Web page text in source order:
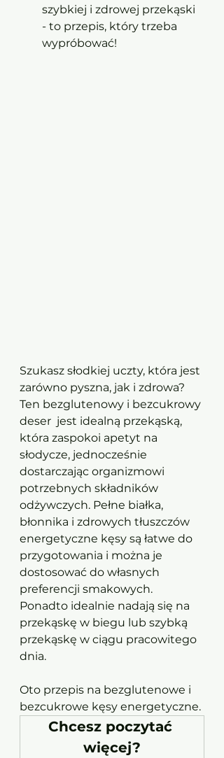
szybkiej i zdrowej przekąski
- to przepis, który trzeba
wypróbować!
Szukasz słodkiej uczty, która jest
zarówno pyszna, jak i zdrowa?
Ten bezglutenowy i bezcukrowy
deser  jest idealną przekąską,
która zaspokoi apetyt na
słodycze, jednocześnie
dostarczając organizmowi
potrzebnych składników
odżywczych. Pełne białka,
błonnika i zdrowych tłuszczów
energetyczne kęsy są łatwe do
przygotowania i można je
dostosować do własnych
preferencji smakowych.
Ponadto idealnie nadają się na
przekąskę w biegu lub szybką
przekąskę w ciągu pracowitego
dnia.
Oto przepis na bezglutenowe i
bezcukrowe kęsy energetyczne.
Chcesz poczytać
więcej?